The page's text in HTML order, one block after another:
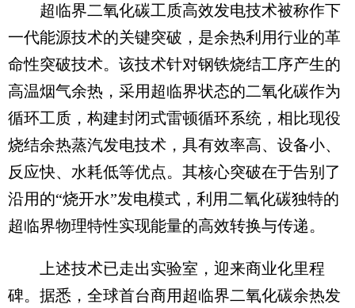
超临界二氧化碳工质高效发电技术被称作下
一代能源技术的关键突破，是余热利用行业的革
命性突破技术。该技术针对钢铁烧结工序产生的
高温烟气余热，采用超临界状态的二氧化碳作为
循环工质，构建封闭式雷顿循环系统，相比现役
烧结余热蒸汽发电技术，具有效率高、设备小、
反应快、水耗低等优点。其核心突破在于告别了
沿用的“烧开水”发电模式，利用二氧化碳独特的
超临界物理特性实现能量的高效转换与传递。
上述技术已走出实验室，迎来商业化里程
碑。据悉，全球首台商用超临界二氧化碳余热发